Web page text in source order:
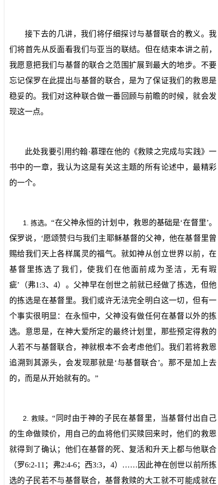
接下去的几讲，我们将仔细探讨与基督联合的教义。我
们将首先从反面看我们与亚当的联结。但在结束本讲之前，
我愿意把我们与基督的联合之范围扩展到最大的地步。不要
忘记保罗在此提出与基督的联合，是为了保证我们的救恩是
稳妥的。我们对这种联合做一番回顾与前瞻的时候，就会发
现这一点。
此处我要引用约翰·慕理在他的《救赎之完成与实践》一
书中的一章，我认为这是有关这主题的所有论述中，最精彩
的一个。
1.拣选。“在父神永恒的计划中，救恩的基础是‘在督里’。
保罗说，‘愿颂赞归与我们主耶稣基督的父神，他在基督里曾
赐给我们天上各样属灵的福气。就如神从创立世界以前，在
基督里拣选了我们，使我们在他面前成为圣洁，无有瑕
疵’（弗1:3、4）。父神早在创世之前就已经做了拣选，但他
的拣选是在基督里。我们或许无法完全明白这一切，但有一
个事实很明显：在永恒中，父神没有做任何在基督以外的拣
选。意思是，在神大爱所定的最终计划里，那些预定得救的
人若不与基督联合，神就根本不会考虑他们。我们若将救恩
追溯到其源头，会发现那就是‘与基督联合’。那不是加上去
的，而是从开始就有的。”
2. 救赎。“同时由于神的子民在基督里，当基督付出自己
的生命做赎价，用自己的血将他们买赎回来时，他们的救恩
就得到了确认；他们在基督的死、复活和升天上都与他联合
（罗6:2-11 ；弗2:4-6；西3:3， 4）……因此神在创世以前所拣
选的子民若不与基督联合，基督救赎的大工就不可能成就在